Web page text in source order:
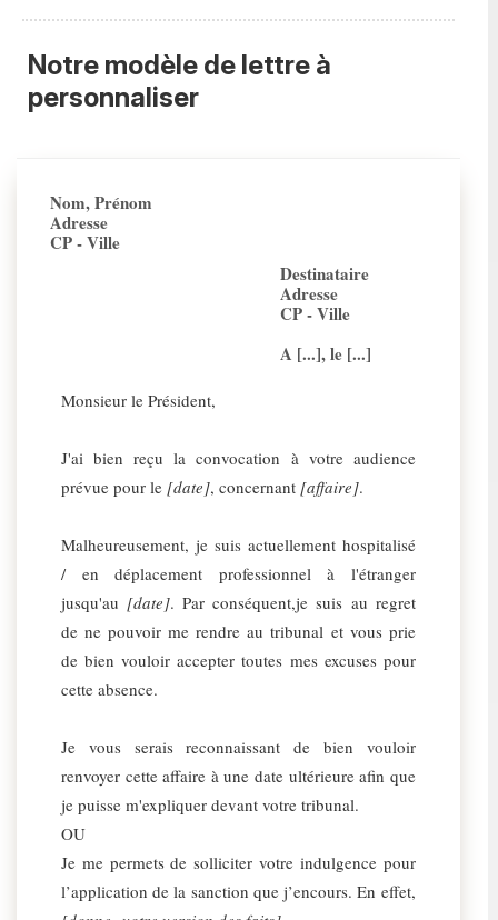
Notre modèle de lettre à
personnaliser
Nom, Prénom
Adresse
CP - Ville
Destinataire
Adresse
CP - Ville
A [...], le [...]
Monsieur le Président,
J'ai bien reçu la convocation à votre audience
prévue pour le [date], concernant [affaire].
Malheureusement, je suis actuellement hospitalisé
/ en déplacement professionnel à l'étranger
jusqu'au [date]. Par conséquent,je suis au regret
de ne pouvoir me rendre au tribunal et vous prie
de bien vouloir accepter toutes mes excuses pour
cette absence.
Je vous serais reconnaissant de bien vouloir
renvoyer cette affaire à une date ultérieure afin que
je puisse m'expliquer devant votre tribunal.
OU
Je me permets de solliciter votre indulgence pour
l’application de la sanction que j’encours. En effet,